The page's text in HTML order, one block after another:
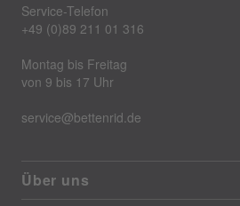
Service-Telefon
+49 (0)89 211 01 316
Montag bis Freitag
von 9 bis 17 Uhr
service@bettenrid.de
Über uns